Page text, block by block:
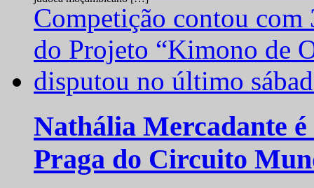
Nathália Mercadante
Praga do Circuito